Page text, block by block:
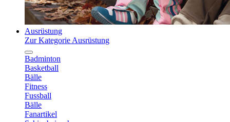
Ausrüstung
Zur Kategorie Ausrüstung
Badminton
Basketball
Bälle
Fitness
Fussball
Bälle
Fanartikel